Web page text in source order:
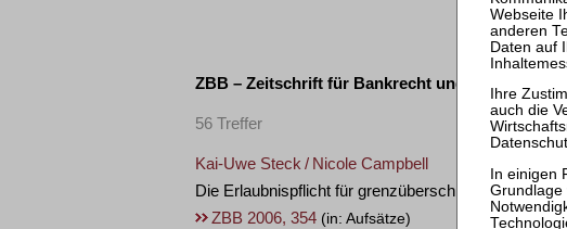
ZBB – Zeitschrift für Bankrecht und
56 Treffer
Kai-Uwe Steck / Nicole Campbell
Die Erlaubnispflicht für grenzüberschreitende
ZBB 2006, 354 (in: Aufsätze)